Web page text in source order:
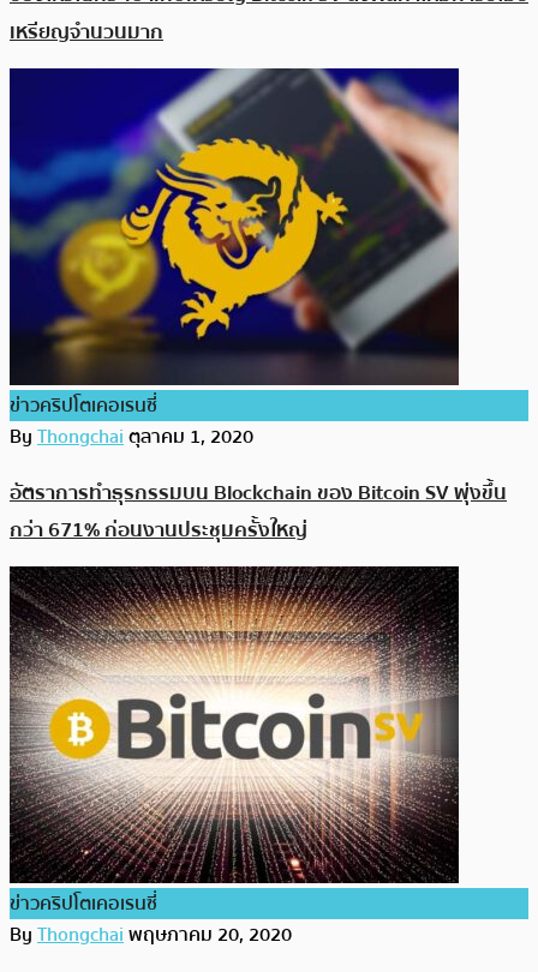
เหรียญจำนวนมาก
ข่าวคริปโตเคอเรนซี่
ByThongchaiตุลาคม 1, 2020
อัตราการทำธุรกรรมบน Blockchain ของ Bitcoin SV พุ่งขึ้น
กว่า 671% ก่อนงานประชุมครั้งใหญ่
ข่าวคริปโตเคอเรนซี่
ByThongchaiพฤษภาคม 20, 2020